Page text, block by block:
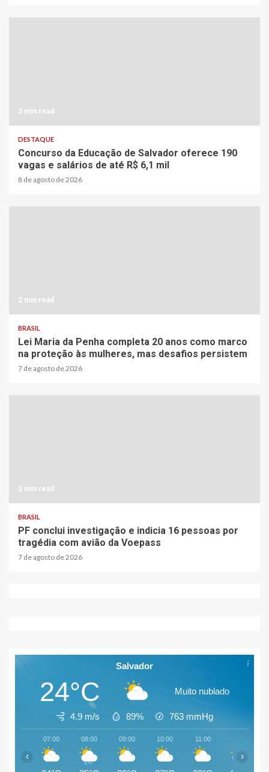
2 min read
DESTAQUE
Concurso da Educação de Salvador oferece 190
vagas e salários de até R$ 6,1 mil
8 de agosto de 2026
2 min read
BRASIL
Lei Maria da Penha completa 20 anos como marco
na proteção às mulheres, mas desafios persistem
7 de agosto de 2026
2 min read
BRASIL
PF conclui investigação e indicia 16 pessoas por
tragédia com avião da Voepass
7 de agosto de 2026
Salvador
24°C Muito nublado
4.9 m/s 89% 763 mmHg
07:00 08:00 09:00 10:00 11:00
‹ ›